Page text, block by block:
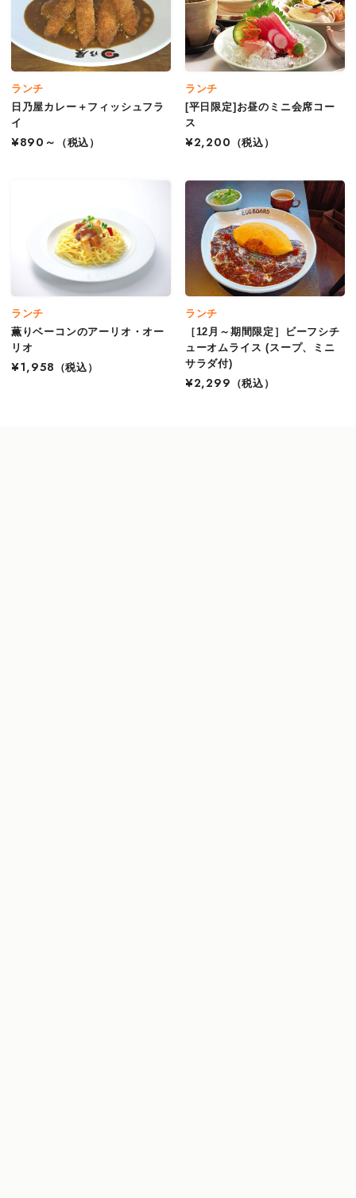
ランチ
日乃屋カレー＋フィッシュフラ
イ
¥890～
（税込）
ランチ
[平日限定]お昼のミニ会席コー
ス
¥2,200
（税込）
ランチ
薫りベーコンのアーリオ・オー
リオ
¥1,958
（税込）
ランチ
［12月～期間限定］ビーフシチ
ューオムライス (スープ、ミニ
サラダ付)
¥2,299
（税込）